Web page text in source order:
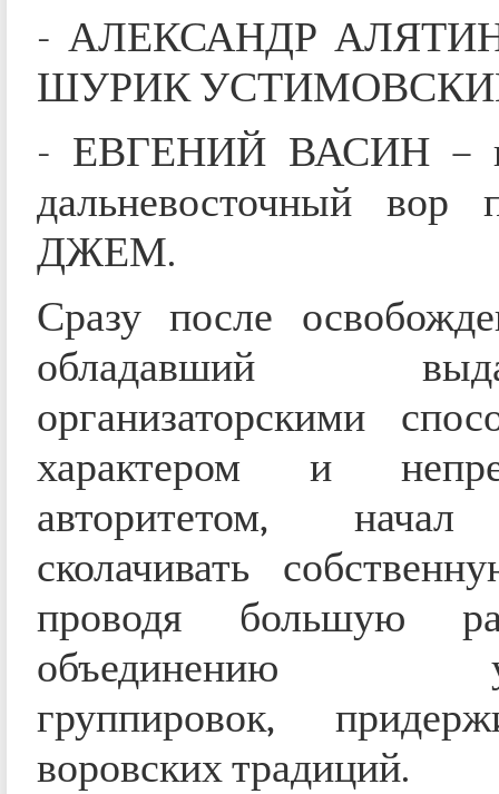
- АЛЕКСАНДР АЛЯТИН
ШУРИК
- ЕВГЕНИЙ ВАСИН –
дальневосточный вор
ДЖЕМ.
Сразу после
обладавший
организаторскими
характером и
авторитетом,
сколачивать
проводя большую
объединению
группировок,
воровских традиций.